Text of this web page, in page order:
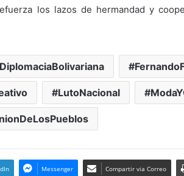
los lazos de hermandad y
DiplomaciaBolivariana
LutoNacional
Messenger Compartir via Correo